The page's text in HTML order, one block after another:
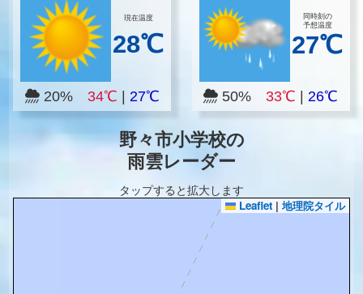
現在温度
28℃
20% 34℃ 27℃
同時刻の
予想温度
27℃
50%33℃ |26℃
野々市小学校の
雨雲レーダー
タップすると拡大します
Leaflet | 地理院タイル